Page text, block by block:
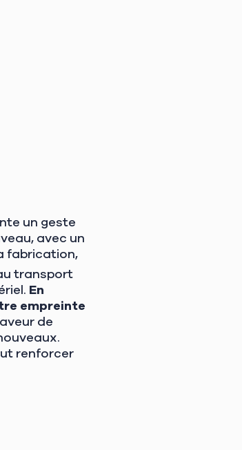
un geste
avec un
fabrication,
transport
En
empreinte
de
renforcer